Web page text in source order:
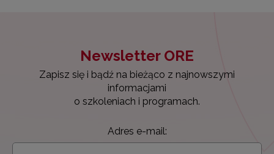
Newsletter ORE
Zapisz się i bądź na bieżąco z najnowszymi
informacjami
o szkoleniach i programach.
Adres e-mail: